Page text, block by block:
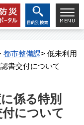
都市整備課> 低未利用
書交付について
係る特別
について